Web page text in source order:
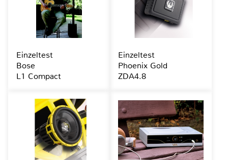
Einzeltest
Bose
L1 Compact
Einzeltest
Phoenix Gold
ZDA4.8